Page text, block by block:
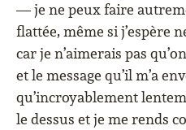
— je ne peux faire
flattée, même si j’espère
car je n’aimerais pas
et le message qu’il m’a
qu’incroyablement
le dessus et je me rends